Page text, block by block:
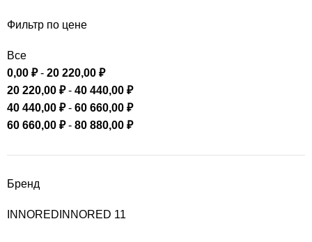
Фильтр по цене
Все
0,00 ₽- 20 220,00 ₽
20 220,00 ₽- 40 440,00 ₽
40 440,00 ₽- 60 660,00 ₽
60 660,00 ₽- 80 880,00 ₽
Бренд
INNORED INNORED 11